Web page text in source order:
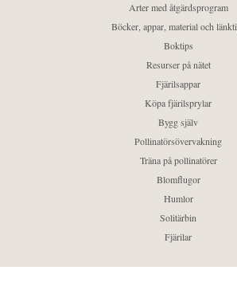
Arter med åtgärdsprogram
Böcker, appar, material och
Boktips
Resurser på nätet
Fjärilsappar
Köpa fjärilsprylar
Bygg själv
Pollinatörsövervakning
Träna på pollinatörer
Blomflugor
Humlor
Solitärbin
Fjärilar